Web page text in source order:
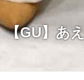
【GU】あ